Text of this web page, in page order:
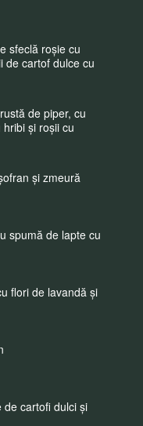
sfeclă roșie cu
de cartof dulce cu
de piper, cu
și roșii cu
și zmeură
spumă de lapte cu
flori de lavandă și
de cartofi dulci și